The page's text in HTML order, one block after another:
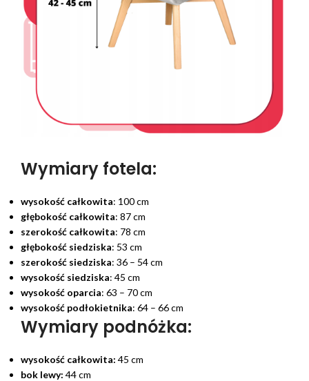
Wymiary fotela:
wysokość całkowita: 100 cm
głębokość całkowita: 87 cm
szerokość całkowita: 78 cm
głębokość siedziska: 53 cm
szerokość siedziska: 36 – 54 cm
wysokość siedziska: 45 cm
wysokość oparcia: 63 – 70 cm
wysokość podłokietnika: 64 – 66 cm
Wymiary podnóżka:
wysokość całkowita: 45 cm
bok lewy: 44 cm